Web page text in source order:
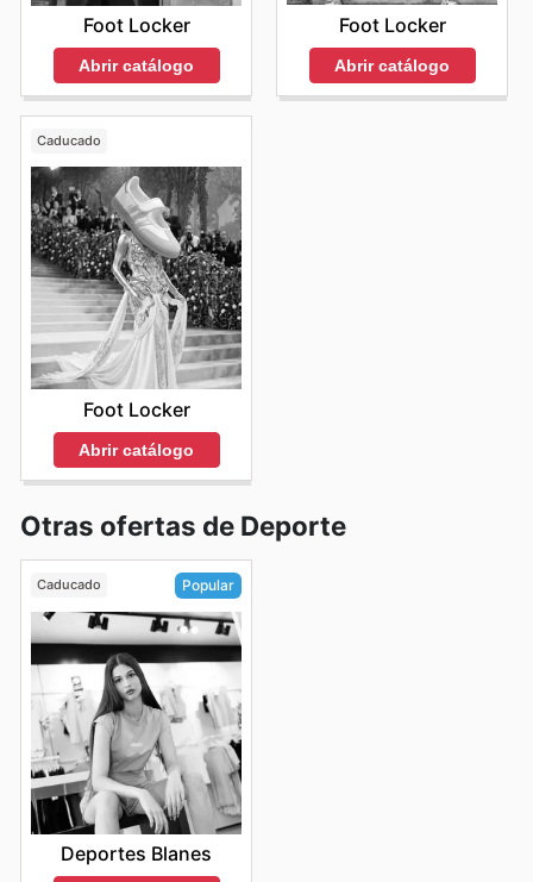
Foot Locker
Abrir catálogo
Foot Locker
Abrir catálogo
Caducado
Foot Locker
Abrir catálogo
Otras ofertas de Deporte
Caducado Popular
Deportes Blanes